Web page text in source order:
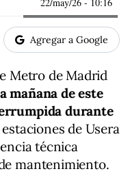
Agregar a Google
Metro de Madrid
mañana de este
durante
de Usera
técnica
mantenimiento.